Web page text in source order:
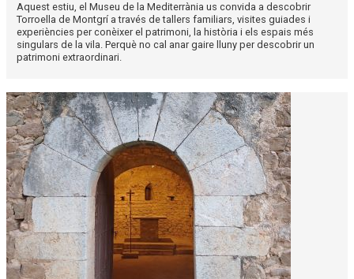
Aquest estiu, el Museu de la Mediterrània us convida a descobrir
Torroella de Montgrí a través de tallers familiars, visites guiades i
experiències per conèixer el patrimoni, la història i els espais més
singulars de la vila. Perquè no cal anar gaire lluny per descobrir un
patrimoni extraordinari.